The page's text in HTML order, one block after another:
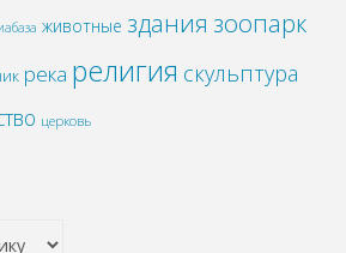
животные здания зоопарк
река религия скульптура
церковь